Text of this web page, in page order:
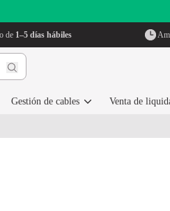
de 1–5 días hábiles
Gestión de cables Venta de